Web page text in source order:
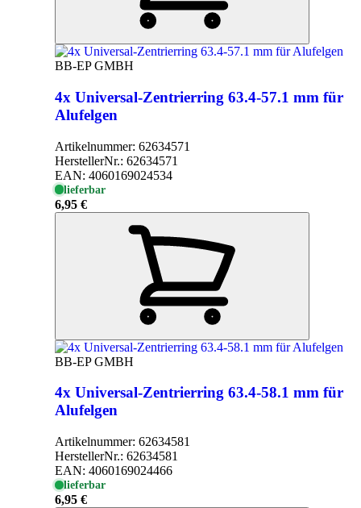
BB-EP GMBH
4x Universal-Zentrierring 63.4-57.1 mm für
Alufelgen
Artikelnummer: 62634571
HerstellerNr.: 62634571
EAN: 4060169024534
lieferbar
6,95 €
BB-EP GMBH
4x Universal-Zentrierring 63.4-58.1 mm für
Alufelgen
Artikelnummer: 62634581
HerstellerNr.: 62634581
EAN: 4060169024466
lieferbar
6,95 €